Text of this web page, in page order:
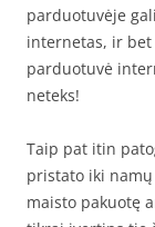
parduotuvėje
internetas, ir
parduotuvė
neteks!
Taip pat itin
pristato iki
maisto pakuotę